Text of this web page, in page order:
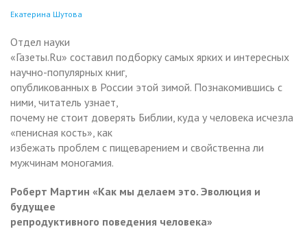
Екатерина Шутова
Отдел науки
«Газеты.Ru» составил подборку самых ярких и интересных
научно-популярных книг,
опубликованных в России этой зимой. Познакомившись с
ними, читатель узнает,
почему не стоит доверять Библии, куда у человека исчезла
«пенисная кость», как
избежать проблем с пищеварением и свойственна ли
мужчинам моногамия.
Роберт Мартин «Как мы делаем это. Эволюция и
будущее
репродуктивного поведения человека»